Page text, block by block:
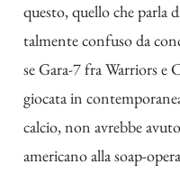
questo, quello che parla
talmente confuso da
se Gara-7 fra Warriors e
giocata in
calcio, non avrebbe
americano alla soap-